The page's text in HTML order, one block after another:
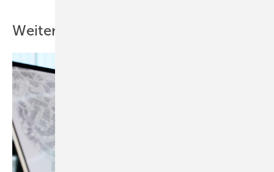
Weitere Inhalte